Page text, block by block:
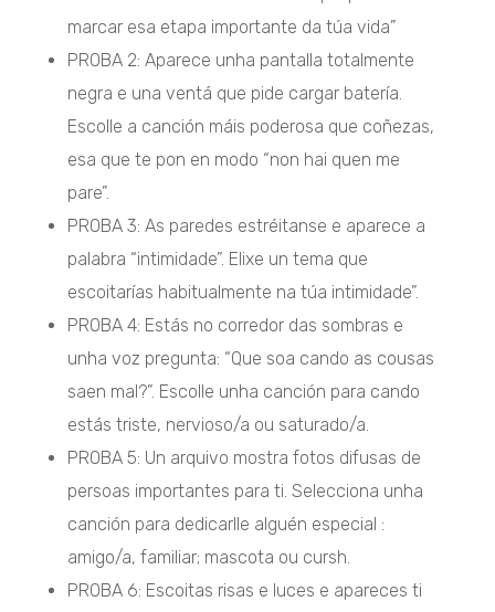
marcar esa etapa importante da túa vida”
PROBA 2: Aparece unha pantalla totalmente
negra e una ventá que pide cargar batería.
Escolle a canción máis poderosa que coñezas,
esa que te pon en modo “non hai quen me
pare”.
PROBA 3: As paredes estréitanse e aparece a
palabra “intimidade”. Elixe un tema que
escoitarías habitualmente na túa intimidade”.
PROBA 4: Estás no corredor das sombras e
unha voz pregunta: “Que soa cando as cousas
saen mal?”. Escolle unha canción para cando
estás triste, nervioso/a ou saturado/a.
PROBA 5: Un arquivo mostra fotos difusas de
persoas importantes para ti. Selecciona unha
canción para dedicarlle alguén especial :
amigo/a, familiar; mascota ou cursh.
PROBA 6: Escoitas risas e luces e apareces ti